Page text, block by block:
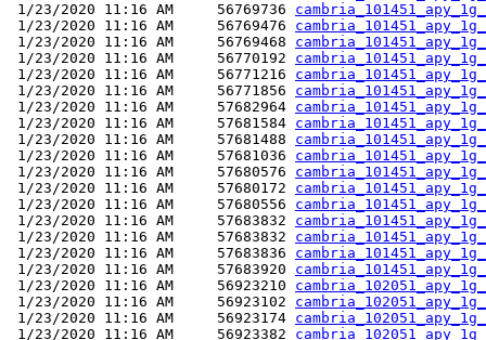
1/23/2020 11:16 AM     56769736
1/23/2020 11:16 AM     56769476
1/23/2020 11:16 AM     56769468
1/23/2020 11:16 AM     56770192
1/23/2020 11:16 AM     56771216
1/23/2020 11:16 AM     56771856
1/23/2020 11:16 AM     57682964
1/23/2020 11:16 AM     57681584
1/23/2020 11:16 AM     57681488
1/23/2020 11:16 AM     57681036
1/23/2020 11:16 AM     57680576
1/23/2020 11:16 AM     57680172
1/23/2020 11:16 AM     57680556
1/23/2020 11:16 AM     57683832
1/23/2020 11:16 AM     57683832
1/23/2020 11:16 AM     57683836
1/23/2020 11:16 AM     57683920
1/23/2020 11:16 AM     56923210
1/23/2020 11:16 AM     56923102
1/23/2020 11:16 AM     56923174
1/23/2020 11:16 AM     56923382